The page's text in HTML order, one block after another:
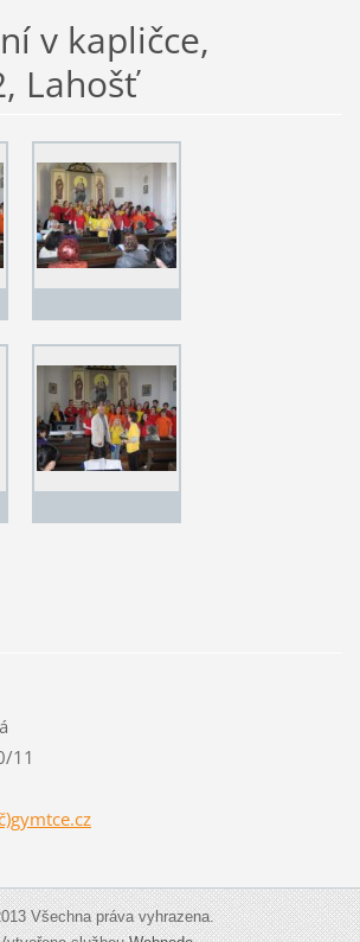
v kapličce,
Lahošť
11
Všechna práva vyhrazena.